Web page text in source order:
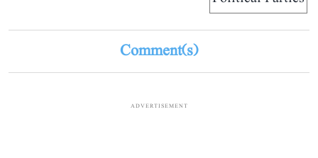
Comment(s)
ADVERTISEMENT